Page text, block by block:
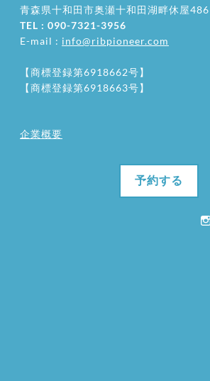
​青森県十和田市奥瀬十和田湖畔休屋486
TEL : 090-7321-3956
E-mail : info@ribpioneer.com
【商標登録第6918662号】
【商標登録第6918663号】
企業概要
予約する